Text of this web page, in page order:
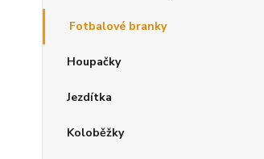
Fotbalové branky
Houpačky
Jezdítka
Koloběžky